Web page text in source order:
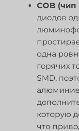
COB (чип
диодов
одна
горячих
SMD,
которую
что